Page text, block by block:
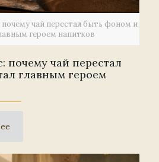
чай перестал быть фоном и
героем напитков
почему чай перестал
главным героем